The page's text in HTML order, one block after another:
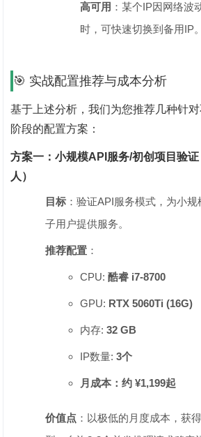
高可用 ：某个IP因网络波
时，可快速切换到备用IP。
🎯 实战配置推荐与成本分析
基于上述分析，我们为您推荐几种针
阶段的配置方案：
方案一：小规模API服务/初创项目验
人）
目标 ：验证API服务模式，为小
子用户提供服务。
推荐配置 ‌：
CPU: ‌酷睿 i7-8700
GPU: ‌ RTX 5060Ti (16G)
内存: ‌32 GB
IP数量: ‌3个
月成本：约 ¥1,199起
价值点 ：以极低的月度成本，获